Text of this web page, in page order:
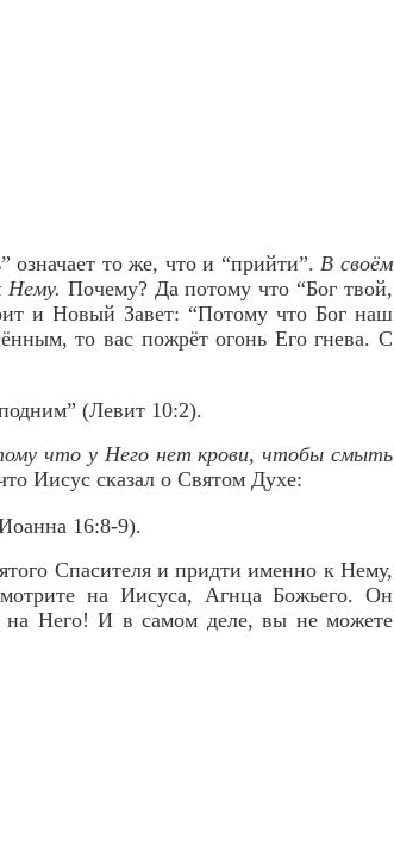
означает то же, что и “прийти”.В своём
Нему. Почему? Да потому что “Бог твой,
и Новый Завет: “Потому что Бог наш
то вас пожрёт огонь Его гнева. С
(Левит 10:2).
что у Него нет крови, чтобы смыть
Иисус сказал о Святом Духе:
16:8-9).
Спасителя и придти именно к Нему,
на Иисуса, Агнца Божьего. Он
на Него! И в самом деле, вы не можете